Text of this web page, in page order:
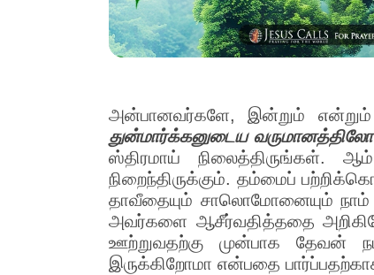
அன்பானவர்களே, இன்றும் என்றும்
துன்மார்க்கனுடைய
ஸ்திரமாய் நிலைத்திருங்கள்.
நிறைந்திருக்கும். தம்மைப்
தாவீதையும் சாலொமோனையும் நாம்
அவர்களை ஆசீர்வதித்ததை
ஊற்றுவதற்கு முன்பாக தேவன்
இருக்கிறோமா என்பதை